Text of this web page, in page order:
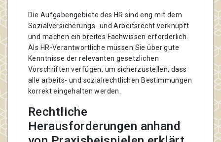
Die Aufgabengebiete des HR sind eng mit dem
Sozialversicherungs- und Arbeitsrecht verknüpft
und machen ein breites Fachwissen erforderlich.
Als HR-Verantwortliche müssen Sie über gute
Kenntnisse der relevanten gesetzlichen
Vorschriften verfügen, um sicherzustellen, dass
alle arbeits- und sozialrechtlichen Bestimmungen
korrekt eingehalten werden.
Rechtliche
Herausforderungen anhand